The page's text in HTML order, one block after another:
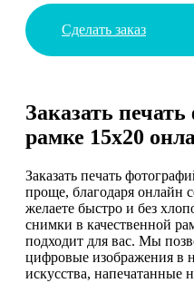
Сделать заказ
Заказать
рамке 15х20
Заказать печать
проще, благодаря онлайн
желаете быстро и без
снимки в качественной
подходит для вас. Мы
цифровые изображения в
искусства, напечатанные